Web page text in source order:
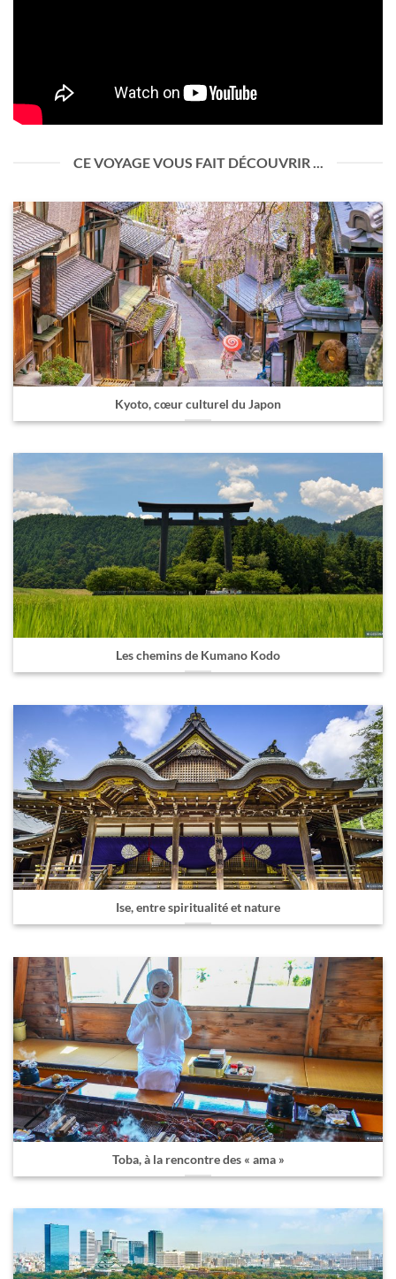
CE VOYAGE VOUS FAIT DÉCOUVRIR ...
Kyoto, cœur culturel du Japon
Les chemins de Kumano Kodo
Ise, entre spiritualité et nature
Toba, à la rencontre des « ama »